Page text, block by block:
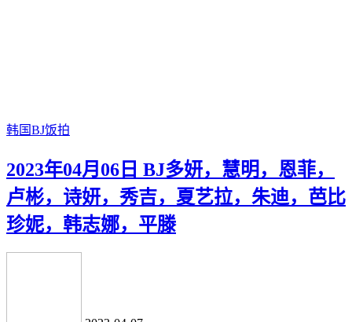
韩国BJ饭拍
2023年04月06日 BJ多妍，慧明，恩菲，
卢彬，诗妍，秀吉，夏艺拉，朱迪，芭比
珍妮，韩志娜，平滕